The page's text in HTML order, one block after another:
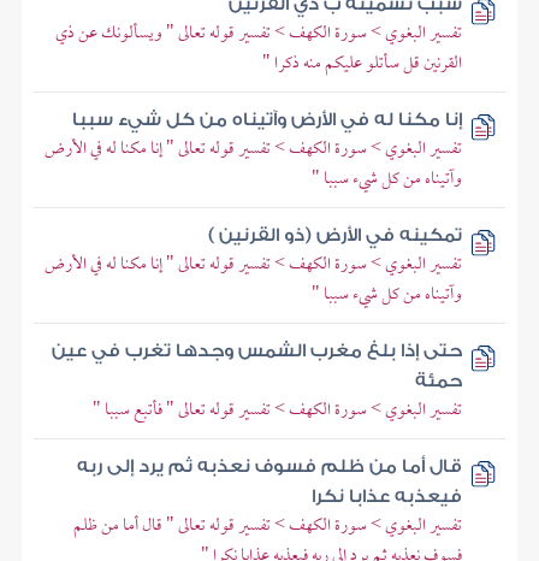
سبب تسميته ب ذي القرنين
تفسير البغوي > سورة الكهف > تفسير قوله تعالى " ويسألونك عن ذي
القرنين قل سأتلو عليكم منه ذكرا "
إنا مكنا له في الأرض وآتيناه من كل شيء سببا
تفسير البغوي > سورة الكهف > تفسير قوله تعالى " إنا مكنا له في الأرض
وآتيناه من كل شيء سببا "
تمكينه في الأرض (ذو القرنين )
تفسير البغوي > سورة الكهف > تفسير قوله تعالى " إنا مكنا له في الأرض
وآتيناه من كل شيء سببا "
حتى إذا بلغ مغرب الشمس وجدها تغرب في عين
حمئة
تفسير البغوي > سورة الكهف > تفسير قوله تعالى " فأتبع سببا "
قال أما من ظلم فسوف نعذبه ثم يرد إلى ربه
فيعذبه عذابا نكرا
تفسير البغوي > سورة الكهف > تفسير قوله تعالى " قال أما من ظلم